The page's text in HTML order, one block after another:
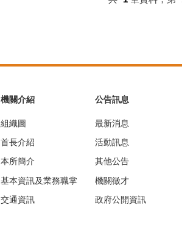
機關介紹
組織圖
首長介紹
本所簡介
基本資訊及業務職掌
交通資訊
公告訊息
最新消息
活動訊息
其他公告
機關徵才
政府公開資訊